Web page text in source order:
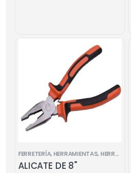
FERRETERÍA, HERRAMIENTAS, HERRAMIENTAS MANUALES
ALICATE DE 8"